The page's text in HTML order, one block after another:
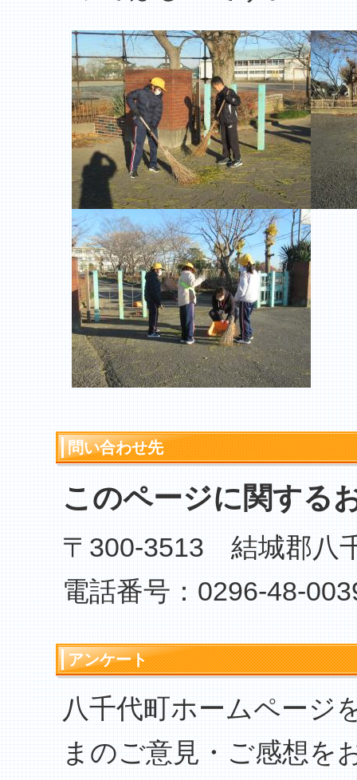
問い合わせ先
このページに関する
〒300-3513 結城郡八
電話番号：0296-48-
アンケート
八千代町ホームページ
まのご意見・ご感想を